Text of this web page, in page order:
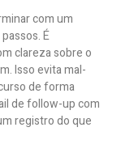
com um
É
clareza sobre o
Isso evita mal-
de forma
de follow-up com
registro do que